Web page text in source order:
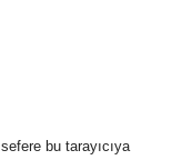
bu tarayıcıya